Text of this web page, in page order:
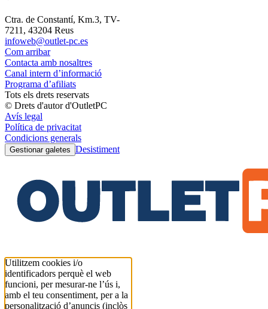
Ctra. de Constantí, Km.3, TV-
7211, 43204 Reus
infoweb@outlet-pc.es
Com arribar
Contacta amb nosaltres
Canal intern d’informació
Programa d’afiliats
Tots els drets reservats
© Drets d'autor d'OutletPC
Avís legal
Política de privacitat
Condicions generals
Gestionar galetes Desistiment
Utilitzem cookies i/o
identificadors perquè el web
funcioni, per mesurar-ne l’ús i,
amb el teu consentiment, per a la
personalització d’anuncis (inclòs